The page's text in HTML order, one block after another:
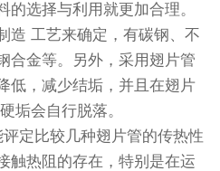
选择与利用就更加合理。
造 工艺来确定，有碳钢、不
合金等。另外，采用翅片管
低，减少结垢，并且在翅片
垢会自行脱落。
定比较几种翅片管的传热性
触热阻的存在，特别是在运